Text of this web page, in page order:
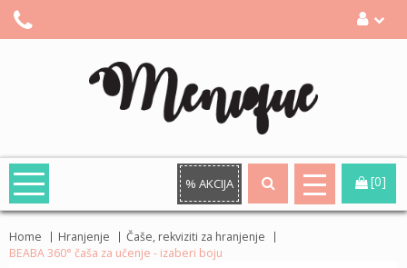
% AKCIJA [0]
Home Hranjenje
Čaše, rekviziti za hranjenje
BEABA 360° čaša za učenje - izaberi boju